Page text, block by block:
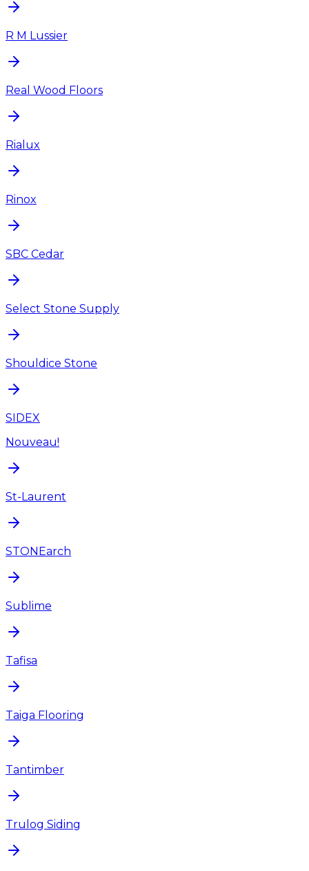
R M Lussier
Real Wood Floors
Rialux
Rinox
SBC Cedar
Select Stone Supply
Shouldice Stone
SIDEX
Nouveau!
St-Laurent
STONEarch
Sublime
Tafisa
Taiga Flooring
Tantimber
Trulog Siding